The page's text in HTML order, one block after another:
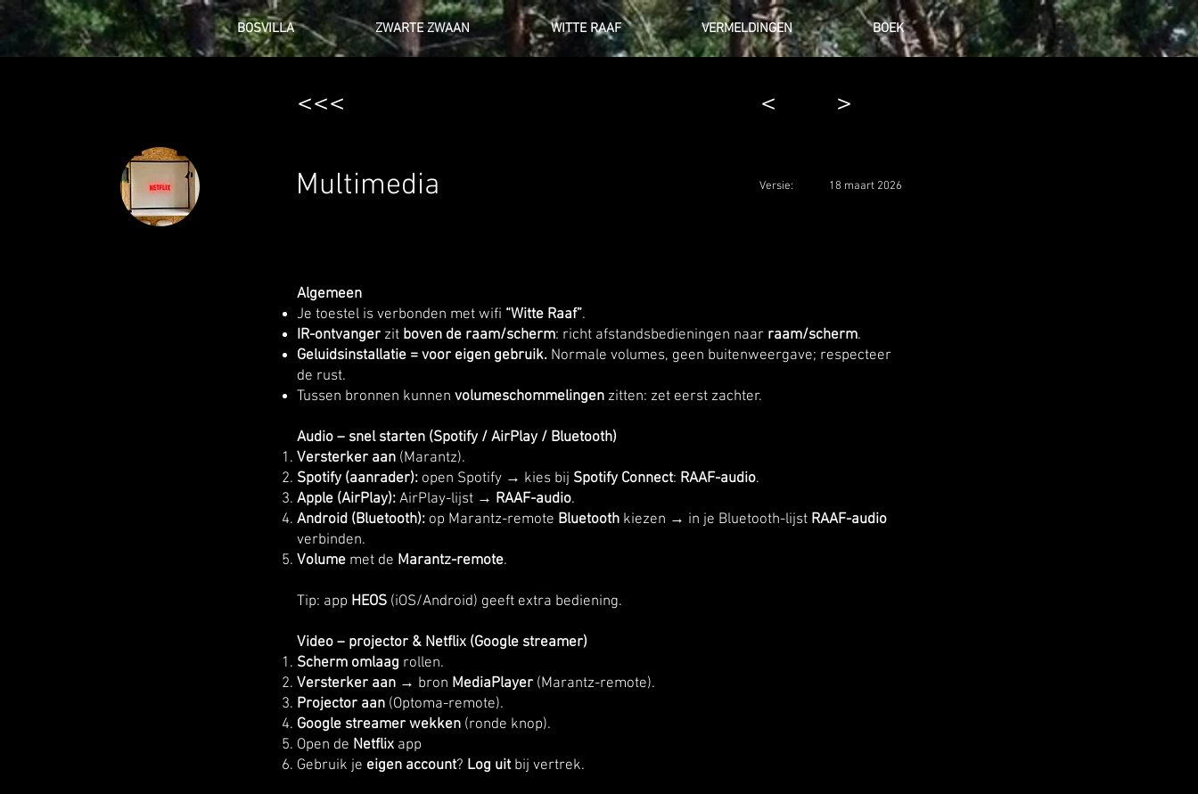
BOSVILLA ZWARTE ZWAAN WITTE RAAF VERMELDINGEN BOEK
<<< < >
Multimedia Versie: 18 maart 2026
Algemeen
Je toestel is verbonden met wifi “Witte Raaf”.
IR-ontvanger zit boven de raam/scherm: richt afstandsbedieningen naar raam/scherm.
Geluidsinstallatie = voor eigen gebruik. Normale volumes, geen buitenweergave; respecteer
de rust.
Tussen bronnen kunnen volumeschommelingen zitten: zet eerst zachter.
Audio – snel starten (Spotify / AirPlay / Bluetooth)
Versterker aan (Marantz).
Spotify (aanrader): open Spotify → kies bij Spotify Connect: RAAF-audio.
Apple (AirPlay): AirPlay-lijst → RAAF-audio.
Android (Bluetooth): op Marantz-remote Bluetooth kiezen → in je Bluetooth-lijst RAAF-audio
verbinden.
Volume met de Marantz-remote.
Tip: app HEOS (iOS/Android) geeft extra bediening.
Video – projector & Netflix (Google streamer)
Scherm omlaag rollen.
Versterker aan → bron MediaPlayer (Marantz-remote).
Projector aan (Optoma-remote).
Google streamer wekken (ronde knop).
Open de Netflix app
Gebruik je eigen account? Log uitbij vertrek.